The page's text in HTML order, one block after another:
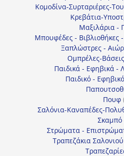
Κομοδίνα-Συρταριέρες-
Κρεβάτια-
Μαξιλάρια -
Μπουφέδες - Βιβλιοθήκες -
Ξαπλώστρες -
Ομπρέλες-
Παιδικά - Εφηβικά -
Παιδικό -
Πουφ
Σαλόνια-Καναπέδες-
Σκαμπό
Στρώματα -
Τραπεζάκια